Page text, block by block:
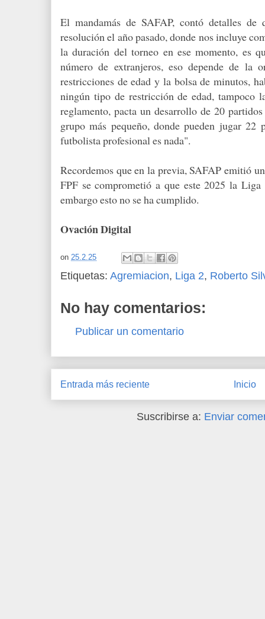
El mandamás de SAFAP, contó detalles
resolución el año pasado, donde nos incluye
la duración del torneo en ese momento, es
número de extranjeros, eso depende de la
restricciones de edad y la bolsa de minutos,
ningún tipo de restricción de edad, tampoco
reglamento, pacta un desarrollo de 20
grupo más pequeño, donde pueden jugar
futbolista profesional es nada".
Recordemos que en la previa, SAFAP emitió
FPF se comprometió a que este 2025 la
embargo esto no se ha cumplido.
Ovación Digital
on 25.2.25
Etiquetas: Agremiacion, Liga 2, Roberto
No hay comentarios:
Publicar un comentario
Entrada más reciente Inicio
Suscribirse a: Enviar